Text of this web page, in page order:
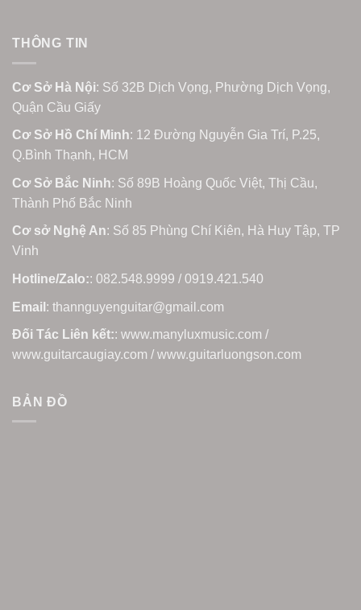
THÔNG TIN
Cơ Sở Hà Nội: Số 32B Dịch Vọng, Phường Dịch Vọng,
Quận Cầu Giấy
Cơ Sở Hồ Chí Minh: 12 Đường Nguyễn Gia Trí, P.25,
Q.Bình Thạnh, HCM
Cơ Sở Bắc Ninh: Số 89B Hoàng Quốc Việt, Thị Cầu,
Thành Phố Bắc Ninh
Cơ sở Nghệ An: Số 85 Phùng Chí Kiên, Hà Huy Tập, TP
Vinh
Hotline/Zalo:: 082.548.9999 / 0919.421.540
Email : thannguyenguitar@gmail.com
Đối Tác Liên kết:: www.manyluxmusic.com /
www.guitarcaugiay.com / www.guitarluongson.com
BẢN ĐỒ